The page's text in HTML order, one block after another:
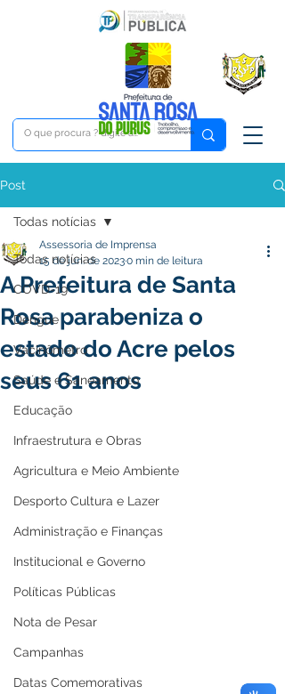
Post
Todas notícias
COVD-19
Dengue
Vacinômetro
Saúde e Saneamento
Educação
Infraestrutura e Obras
Agricultura e Meio Ambiente
Desporto Cultura e Lazer
Administração e Finanças
Institucional e Governo
Políticas Públicas
Nota de Pesar
Campanhas
Datas Comemorativas
Todas notícias
A Prefeitura de Santa
Rosa parabeniza o
estado do Acre pelos
seus 61 anos
Assessoria de Imprensa
15 de jun. de 20230 min de leitura